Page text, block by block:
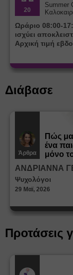
20
Summer
Ωράριο 08:00-17:00 * Η
ισχύει
Αρχική τιμή
Διάβασε
Άρθρα
Πώς
ένα
μόνο
ΑΝΔΡΙΑΝΝΑ
Ψυχολόγοι
29 Μαϊ, 2026
Προτάσεις